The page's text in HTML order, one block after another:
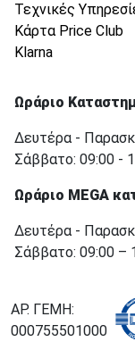
Τεχνικές
Κάρτα Price Club
Klarna
Ωράριο
Δευτέρα -
Σάββατο: 09:00 -
Ωράριο MEGA
Δευτέρα -
Σάββατο: 09:00 –
ΑΡ. ΓΕΜΗ:
000755501000